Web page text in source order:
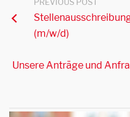
(m/w/d)
Unsere Anträge und